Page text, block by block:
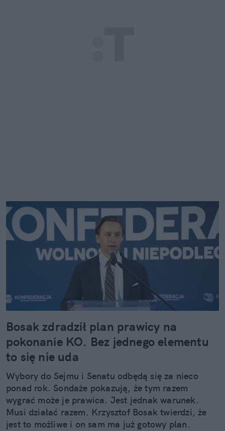
Bosak zdradził plan prawicy na
pokonanie KO. Bez jednego elementu
to się nie uda
Wybory do Sejmu i Senatu odbędą się za nieco
ponad rok. Sondaże pokazują, że tym razem
wygrać może je prawica. Jest jednak warunek.
Musi działać razem. Krzysztof Bosak twierdzi, że
jest to możliwe i on sam ma już gotowy plan.